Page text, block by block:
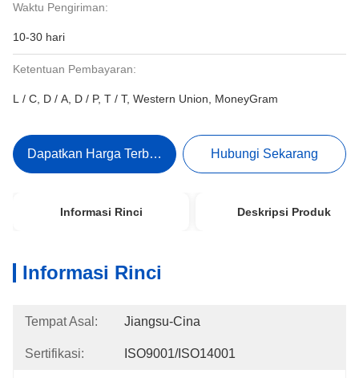
Waktu Pengiriman:
10-30 hari
Ketentuan Pembayaran:
L / C, D / A, D / P, T / T, Western Union, MoneyGram
Dapatkan Harga Terbaik Hubungi Sekarang
Informasi Rinci Deskripsi Produk
Informasi Rinci
Tempat Asal: Jiangsu-Cina
Sertifikasi: ISO9001/ISO14001